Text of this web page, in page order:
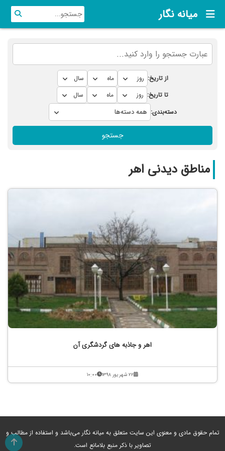
میانه نگار
از تاریخ:
تا تاریخ:
دسته‌بندی:
جستجو
مناطق دیدنی اهر
اهر و جاذبه های گردشگری آن
۲۲ شهریور ۱۳۹۸ ۱۰:۰۰
تمام حقوق مادی و معنوی این سایت متعلق به میانه نگار می‌باشد و استفاده از مطالب و
تصاویر با ذکر منبع بلامانع است.